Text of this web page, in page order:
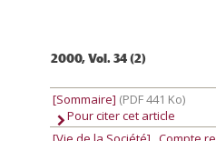
2000, Vol. 34 (2)
[Sommaire] (PDF 441 Ko)
Pour citer cet article